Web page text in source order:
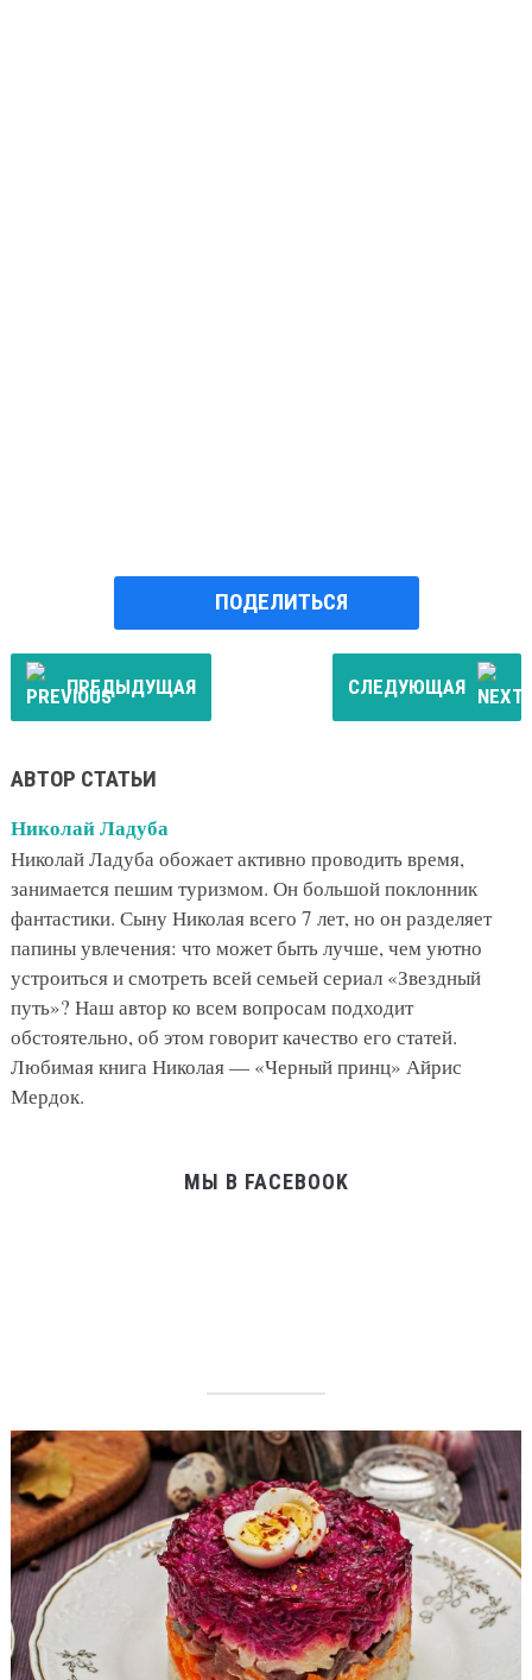
ПОДЕЛИТЬСЯ
ПРЕДЫДУЩАЯ СЛЕДУЮЩАЯ
АВТОР СТАТЬИ
Николай Ладуба
Николай Ладуба обожает активно проводить время,
занимается пешим туризмом. Он большой поклонник
фантастики. Сыну Николая всего 7 лет, но он разделяет
папины увлечения: что может быть лучше, чем уютно
устроиться и смотреть всей семьей сериал «Звездный
путь»? Наш автор ко всем вопросам подходит
обстоятельно, об этом говорит качество его статей.
Любимая книга Николая — «Черный принц» Айрис
Мердок.
МЫ В FACEBOOK